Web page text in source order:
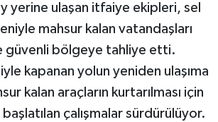
yerine ulaşan itfaiye ekipleri, sel
mahsur kalan vatandaşları
güvenli bölgeye tahliye etti.
kapanan yolun yeniden ulaşıma
kalan araçların kurtarılması için
çalışmalar sürdürülüyor.